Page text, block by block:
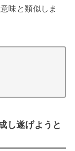
味と類似しま
し遂げようと